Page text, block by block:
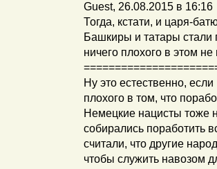
Guest, 26.08.2015 в 16:16
Тогда, кстати, и царя-
Башкиры и татары стали
ничего плохого в этом не
Ну это естественно,
плохого в том, что
Немецкие нацисты тоже
собирались поработить
считали, что другие
чтобы служить навозом